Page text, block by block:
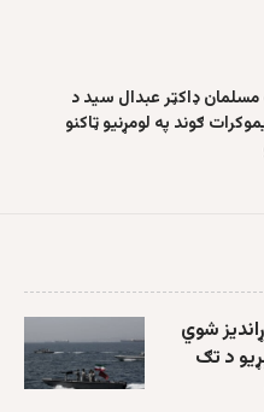
ډاکټر عبدال سید د
ګوند په لومړنیو ټاکنو
شوي
د تګ